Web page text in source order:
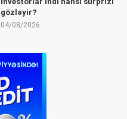
gözləyir?
04/08/2026